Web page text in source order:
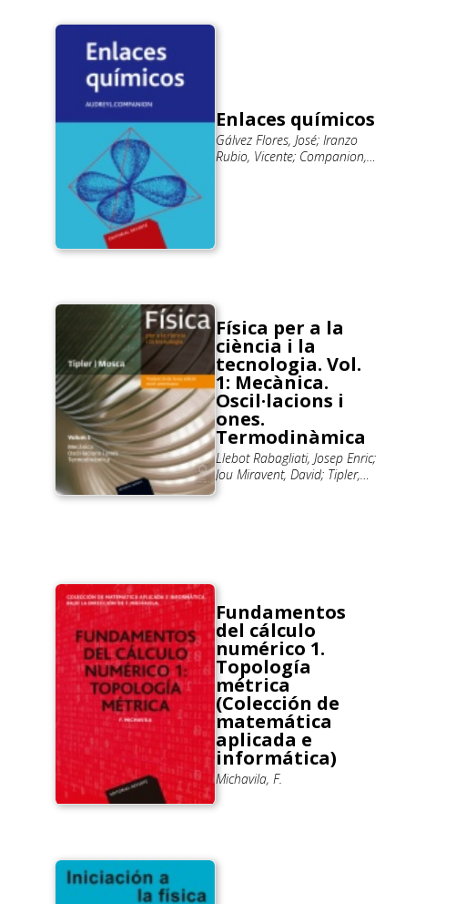
Enlaces químicos
Gálvez Flores, José; Iranzo
Rubio, Vicente; Companion,
Física per a la
ciència i la
tecnologia. Vol.
1: Mecànica.
Oscil·lacions i
ones.
Termodinàmica
Llebot Rabagliati, Josep Enric;
Jou Miravent, David; Tipler,
Fundamentos
del cálculo
numérico 1.
Topología
métrica
(Colección de
matemática
aplicada e
informática)
Michavila, F.